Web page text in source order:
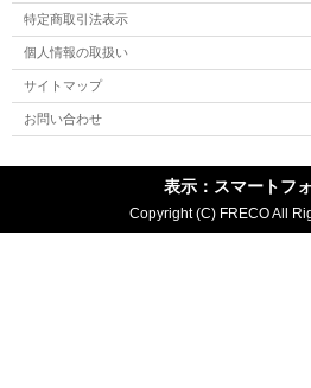
特定商取引法表示
個人情報の取扱い
サイトマップ
お問い合わせ
表示：スマートフォ
Copyright (C) FRECO All